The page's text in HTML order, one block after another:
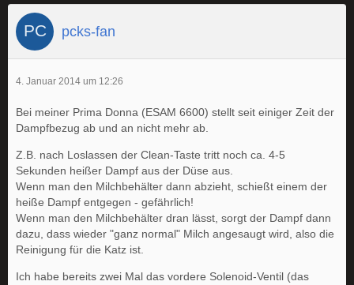
pcks-fan
4. Januar 2014 um 12:26
Bei meiner Prima Donna (ESAM 6600) stellt seit einiger Zeit der
Dampfbezug ab und an nicht mehr ab.
Z.B. nach Loslassen der Clean-Taste tritt noch ca. 4-5
Sekunden heißer Dampf aus der Düse aus.
Wenn man den Milchbehälter dann abzieht, schießt einem der
heiße Dampf entgegen - gefährlich!
Wenn man den Milchbehälter dran lässt, sorgt der Dampf dann
dazu, dass wieder "ganz normal" Milch angesaugt wird, also die
Reinigung für die Katz ist.
Ich habe bereits zwei Mal das vordere Solenoid-Ventil (das